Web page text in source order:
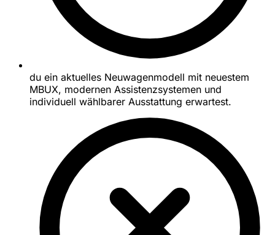
du ein aktuelles Neuwagenmodell mit neuestem
MBUX, modernen Assistenzsystemen und
individuell wählbarer Ausstattung erwartest.